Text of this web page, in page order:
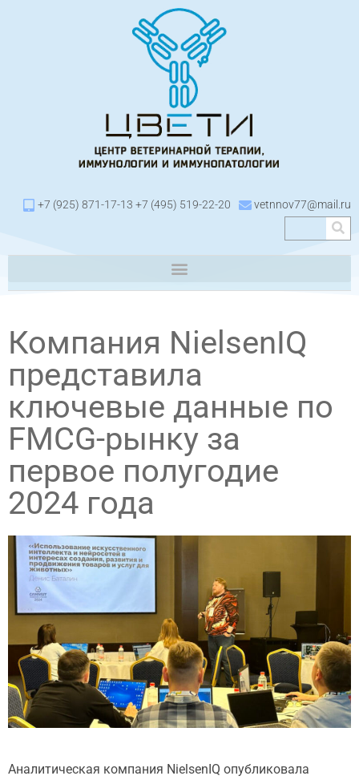
+7 (925) 871-17-13 +7 (495) 519-22-20 vetnnov77@mail.ru
Компания NielsenIQ
представила
ключевые данные по
FMCG-рынку за
первое полугодие
2024 года
Аналитическая компания NielsenIQ опубликовала